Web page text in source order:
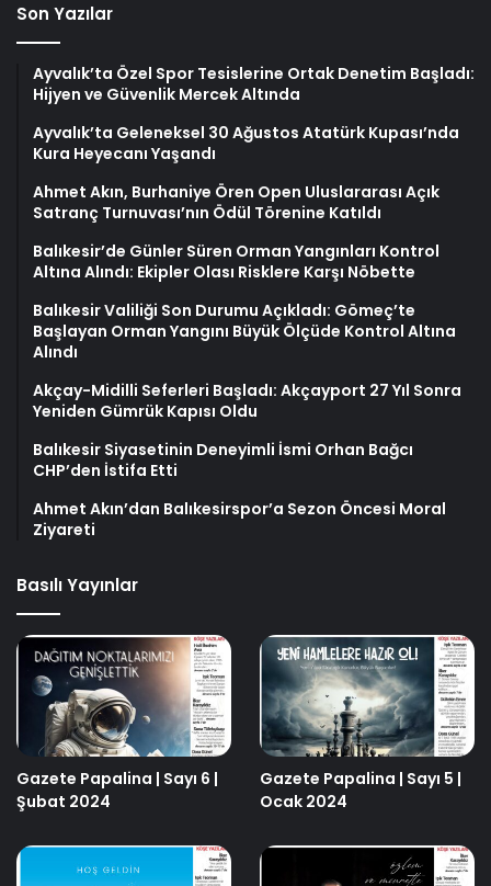
Son Yazılar
Ayvalık’ta Özel Spor Tesislerine Ortak Denetim Başladı:
Hijyen ve Güvenlik Mercek Altında
Ayvalık’ta Geleneksel 30 Ağustos Atatürk Kupası’nda
Kura Heyecanı Yaşandı
Ahmet Akın, Burhaniye Ören Open Uluslararası Açık
Satranç Turnuvası’nın Ödül Törenine Katıldı
Balıkesir’de Günler Süren Orman Yangınları Kontrol
Altına Alındı: Ekipler Olası Risklere Karşı Nöbette
Balıkesir Valiliği Son Durumu Açıkladı: Gömeç’te
Başlayan Orman Yangını Büyük Ölçüde Kontrol Altına
Alındı
Akçay-Midilli Seferleri Başladı: Akçayport 27 Yıl Sonra
Yeniden Gümrük Kapısı Oldu
Balıkesir Siyasetinin Deneyimli İsmi Orhan Bağcı
CHP’den İstifa Etti
Ahmet Akın’dan Balıkesirspor’a Sezon Öncesi Moral
Ziyareti
Basılı Yayınlar
Gazete Papalina | Sayı 6 |
Şubat 2024
Gazete Papalina | Sayı 5 |
Ocak 2024